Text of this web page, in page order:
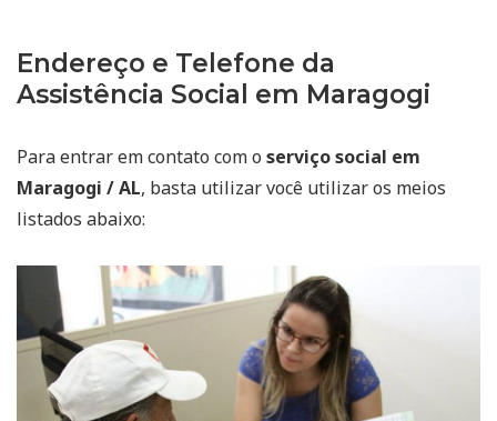
Endereço e Telefone da
Assistência Social em Maragogi
Para entrar em contato com o serviço social em
Maragogi / AL, basta utilizar você utilizar os meios
listados abaixo: